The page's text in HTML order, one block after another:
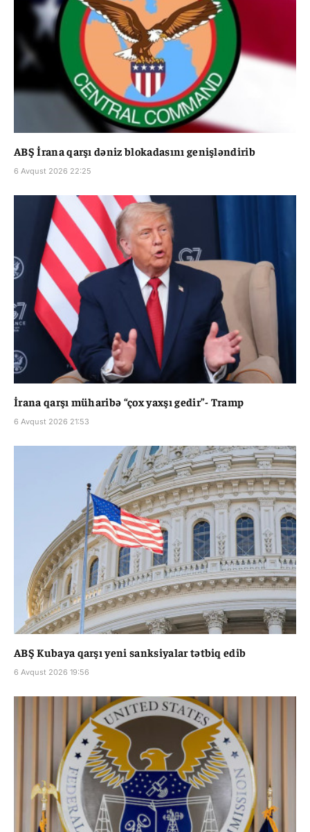
ABŞ İrana qarşı dəniz blokadasını genişləndirib
6 Avqust 2026 22:25
İrana qarşı müharibə “çox yaxşı gedir”- Tramp
6 Avqust 2026 21:53
ABŞ Kubaya qarşı yeni sanksiyalar tətbiq edib
6 Avqust 2026 19:56